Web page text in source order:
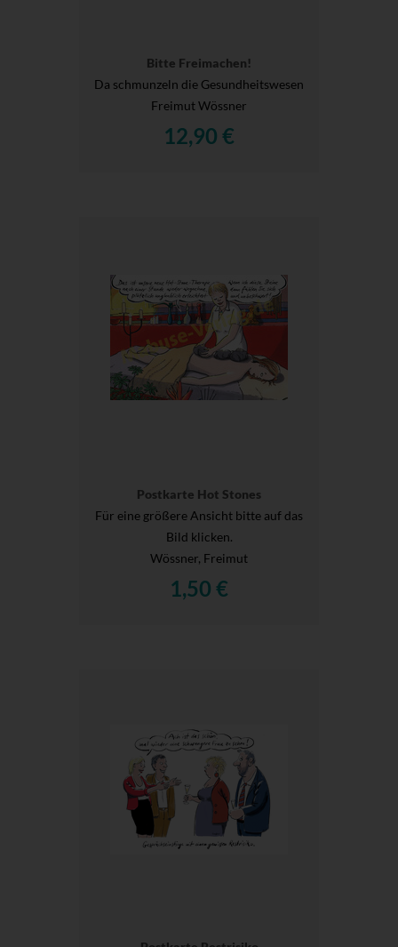
Bitte Freimachen!
Da schmunzeln die Gesundheitswesen
Freimut Wössner
12,90 €
Postkarte Hot Stones
Für eine größere Ansicht bitte auf das
Bild klicken.
Wössner, Freimut
1,50 €